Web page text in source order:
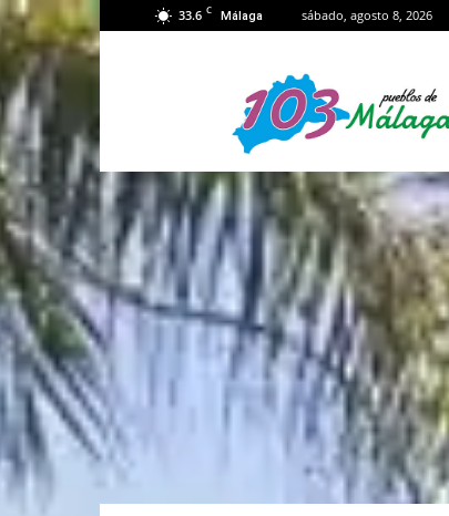
33.6 C Málaga sábado, agosto 8, 2026
Málaga